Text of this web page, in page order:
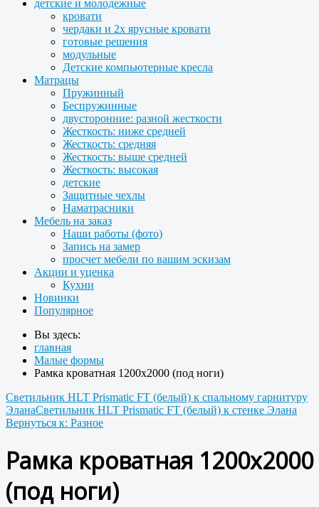
детские и молодежные
кровати
чердаки и 2х ярусные кровати
готовые решения
модульные
Детские компьютерные кресла
Матрацы
Пружинный
Беспружинные
двусторонние: разной жесткости
Жесткость: ниже средней
Жесткость: средняя
Жесткость: выше средней
Жесткость: высокая
детские
Защитные чехлы
Наматрасники
Мебель на заказ
Наши работы (фото)
Запись на замер
просчет мебели по вашим эскизам
Акции и уценка
Кухни
Новинки
Популярное
Вы здесь:
главная
Малые формы
Рамка кроватная 1200х2000 (под ноги)
Светильник HLT Prismatic FT (белый) к спальному гарнитуру
ЭланаСветильник HLT Prismatic FT (белый) к стенке Элана
Вернуться к: Разное
Рамка кроватная 1200х2000
(под ноги)